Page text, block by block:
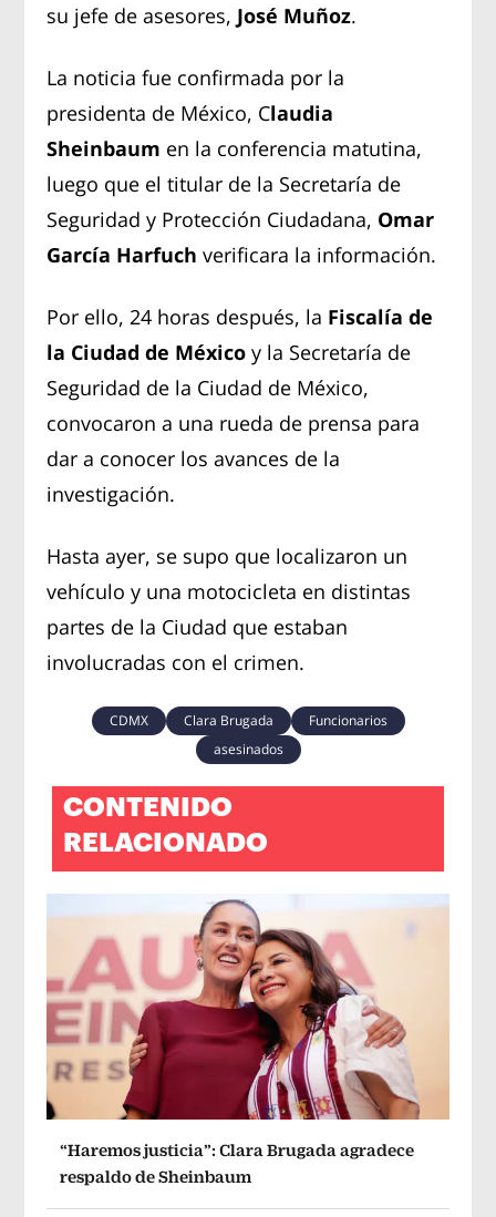
su jefe de asesores, José Muñoz.
La noticia fue confirmada por la
presidenta de México, Claudia
Sheinbaum en la conferencia matutina,
luego que el titular de la Secretaría de
Seguridad y Protección Ciudadana, Omar
García Harfuch verificara la información.
Por ello, 24 horas después, la Fiscalía de
la Ciudad de México y la Secretaría de
Seguridad de la Ciudad de México,
convocaron a una rueda de prensa para
dar a conocer los avances de la
investigación.
Hasta ayer, se supo que localizaron un
vehículo y una motocicleta en distintas
partes de la Ciudad que estaban
involucradas con el crimen.
CDMX Clara Brugada
Funcionarios
asesinados
CONTENIDO
RELACIONADO
“Haremos justicia”: Clara Brugada agradece
respaldo de Sheinbaum